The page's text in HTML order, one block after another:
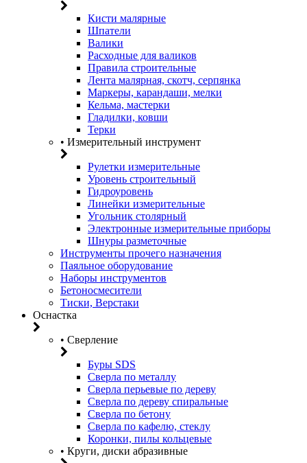
Кисти малярные
Шпатели
Валики
Расходные для валиков
Правила строительные
Лента малярная, скотч, серпянка
Маркеры, карандаши, мелки
Кельма, мастерки
Гладилки, ковши
Терки
• Измерительный инструмент
Рулетки измерительные
Уровень строительный
Гидроуровень
Линейки измерительные
Угольник столярный
Электронные измерительные приборы
Шнуры разметочные
Инструменты прочего назначения
Паяльное оборудование
Наборы инструментов
Бетоносмесители
Тиски, Верстаки
Оснастка
• Сверление
Буры SDS
Сверла по металлу
Сверла перьевые по дереву
Сверла по дереву спиральные
Сверла по бетону
Сверла по кафелю, стеклу
Коронки, пилы кольцевые
• Круги, диски абразивные